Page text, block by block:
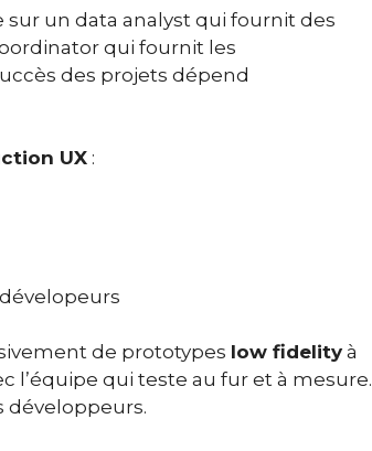
un data analyst qui fournit des
qui fournit les
des projets dépend
UX :
de prototypes low fidelity à
l’équipe qui teste au fur et à mesure.
développeurs.